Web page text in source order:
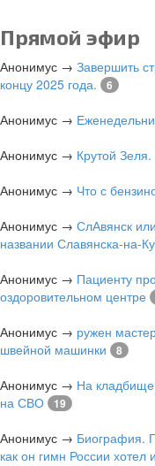
Прямой эфир
Анонимус → Завершить
концу 2025 года.
6
Анонимус →
Анонимус → Крутой Зеля.
Анонимус → Что с
Анонимус → СлАвянск
названии Славянска-на-
Анонимус → Пациенту
оздоровительном центре
Анонимус → ружен
швейной машинки
8
Анонимус → На кладбище
на СВО
19
Анонимус → Биография.
как он гимн России хотел